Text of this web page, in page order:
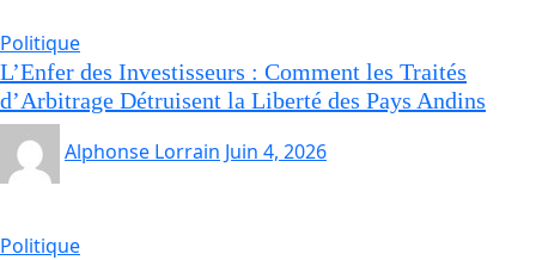
Politique
L’Enfer des Investisseurs : Comment les Traités
d’Arbitrage Détruisent la Liberté des Pays Andins
Alphonse Lorrain Juin 4, 2026
Politique